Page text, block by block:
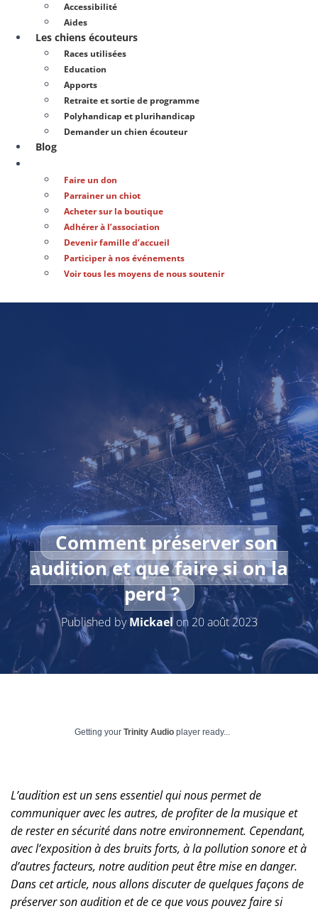
Accessibilité
Aides
Les chiens écouteurs
Races utilisées
Education
Apports
Retraite et sortie de programme
Polyhandicap et plurihandicap
Demander un chien écouteur
Blog
Faire un don
Parrainer un chiot
Acheter sur la boutique
Adhérer à l’association
Devenir famille d’accueil
Participer à nos événements
Voir tous les moyens de nous soutenir
Comment préserver son
audition et que faire si on la
perd ?
Published byMickaelon 20 août 2023
Getting your Trinity Audio player ready...
L’audition est un sens essentiel qui nous permet de
communiquer avec les autres, de profiter de la musique et
de rester en sécurité dans notre environnement. Cependant,
avec l’exposition à des bruits forts, à la pollution sonore et à
d’autres facteurs, notre audition peut être mise en danger.
Dans cet article, nous allons discuter de quelques façons de
préserver son audition et de ce que vous pouvez faire si